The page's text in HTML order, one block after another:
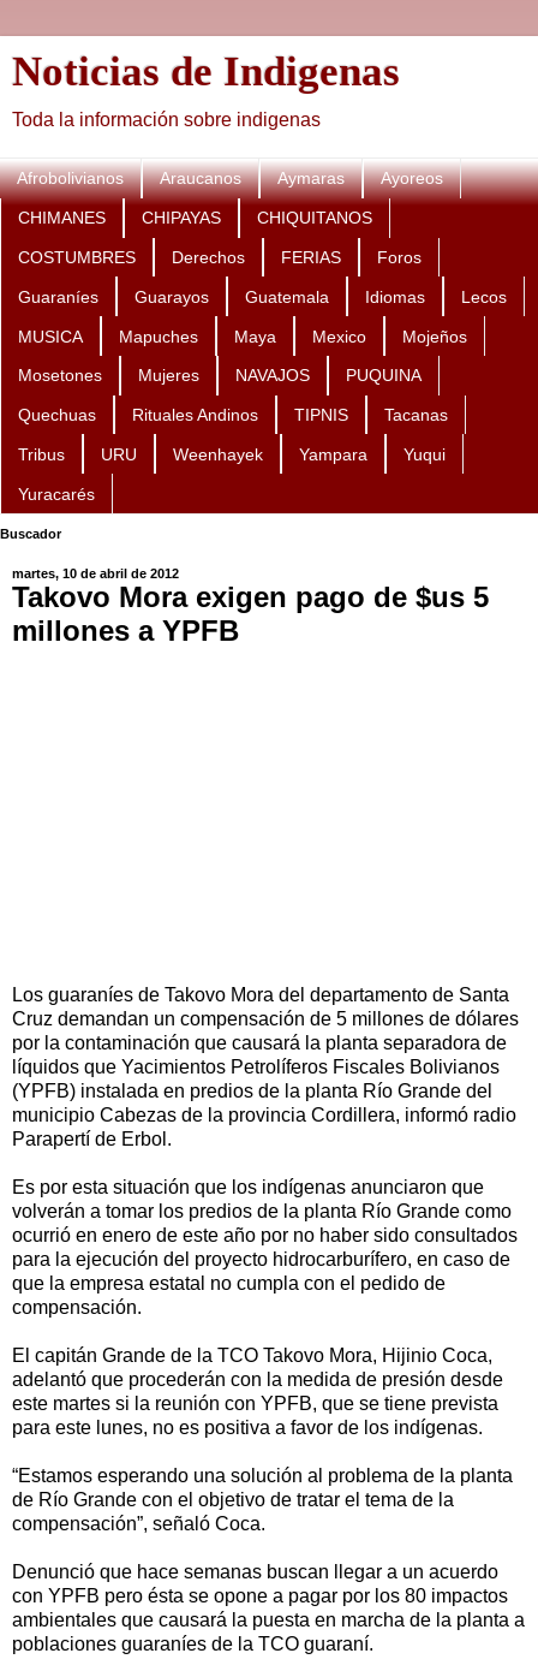
Noticias de Indigenas
Toda la información sobre indigenas
Afrobolivianos Araucanos Aymaras Ayoreos
CHIMANES CHIPAYAS CHIQUITANOS
COSTUMBRES Derechos FERIAS Foros
Guaraníes Guarayos Guatemala Idiomas Lecos
MUSICA Mapuches Maya Mexico Mojeños
Mosetones Mujeres NAVAJOS PUQUINA
Quechuas Rituales Andinos TIPNIS Tacanas
Tribus URU Weenhayek Yampara Yuqui
Yuracarés
Buscador
martes, 10 de abril de 2012
Takovo Mora exigen pago de $us 5
millones a YPFB
Los guaraníes de Takovo Mora del departamento de Santa
Cruz demandan un compensación de 5 millones de dólares
por la contaminación que causará la planta separadora de
líquidos que Yacimientos Petrolíferos Fiscales Bolivianos
(YPFB) instalada en predios de la planta Río Grande del
municipio Cabezas de la provincia Cordillera, informó radio
Parapertí de Erbol.
Es por esta situación que los indígenas anunciaron que
volverán a tomar los predios de la planta Río Grande como
ocurrió en enero de este año por no haber sido consultados
para la ejecución del proyecto hidrocarburífero, en caso de
que la empresa estatal no cumpla con el pedido de
compensación.
El capitán Grande de la TCO Takovo Mora, Hijinio Coca,
adelantó que procederán con la medida de presión desde
este martes si la reunión con YPFB, que se tiene prevista
para este lunes, no es positiva a favor de los indígenas.
“Estamos esperando una solución al problema de la planta
de Río Grande con el objetivo de tratar el tema de la
compensación”, señaló Coca.
Denunció que hace semanas buscan llegar a un acuerdo
con YPFB pero ésta se opone a pagar por los 80 impactos
ambientales que causará la puesta en marcha de la planta a
poblaciones guaraníes de la TCO guaraní.